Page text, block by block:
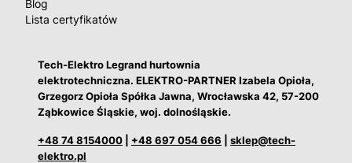
Blog
Lista certyfikatów
Tech-Elektro Legrand hurtownia
elektrotechniczna. ELEKTRO-PARTNER Izabela Opioła,
Grzegorz Opioła Spółka Jawna, Wrocławska 42, 57-200
Ząbkowice Śląskie, woj. dolnośląskie.
+48 74 8154000 +48 697 054 666
sklep@tech-
elektro.pl